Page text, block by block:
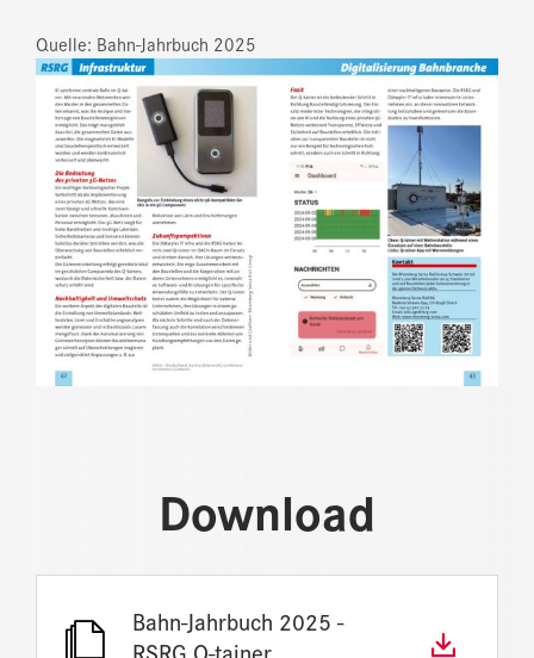
Quelle: Bahn-Jahrbuch 2025
Download
Bahn-Jahrbuch 2025 -